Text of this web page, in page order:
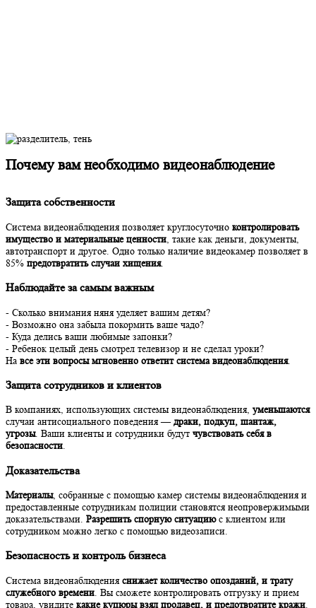
Почему вам необходимо видеонаблюдение
Защита собственности
Система видеонаблюдения позволяет круглосуточно контролировать
имущество и материальные ценности , такие как деньги, документы,
автотранспорт и другое. Одно только наличие видеокамер позволяет в
85% предотвратить случаи хищения.
Наблюдайте за самым важным
- Сколько внимания няня уделяет вашим детям?
- Возможно она забыла покормить ваше чадо?
- Куда делись ваши любимые запонки?
- Ребенок целый день смотрел телевизор и не сделал уроки?
На все эти вопросы мгновенно ответит система видеонаблюдения.
Защита сотрудников и клиентов
В компаниях, использующих системы видеонаблюдения, уменьшаются
случаи антисоциального поведения —драки, подкуп, шантаж,
угрозы. Ваши клиенты и сотрудники будут чувствовать себя в
безопасности.
Доказательства
Материалы, собранные с помощью камер системы видеонаблюдения и
предоставленные сотрудникам полиции становятся неопровержимыми
доказательствами. Разрешить спорную ситуациюс клиентом или
сотрудником можно легко с помощью видеозаписи.
Безопасность и контроль бизнеса
Система видеонаблюденияснижает количество опозданий, и трату
служебного времени . Вы сможете контролировать отгрузку и прием
товара, увидите какие купюры взял продавец, и предотвратите кражи